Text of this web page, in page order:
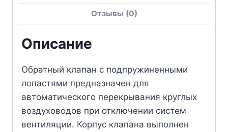
Отзывы (0)
Описание
Обратный клапан с подпружиненными
лопастями предназначен для
автоматического перекрывания круглых
воздуховодов при отключении систем
вентиляции. Корпус клапана выполнен